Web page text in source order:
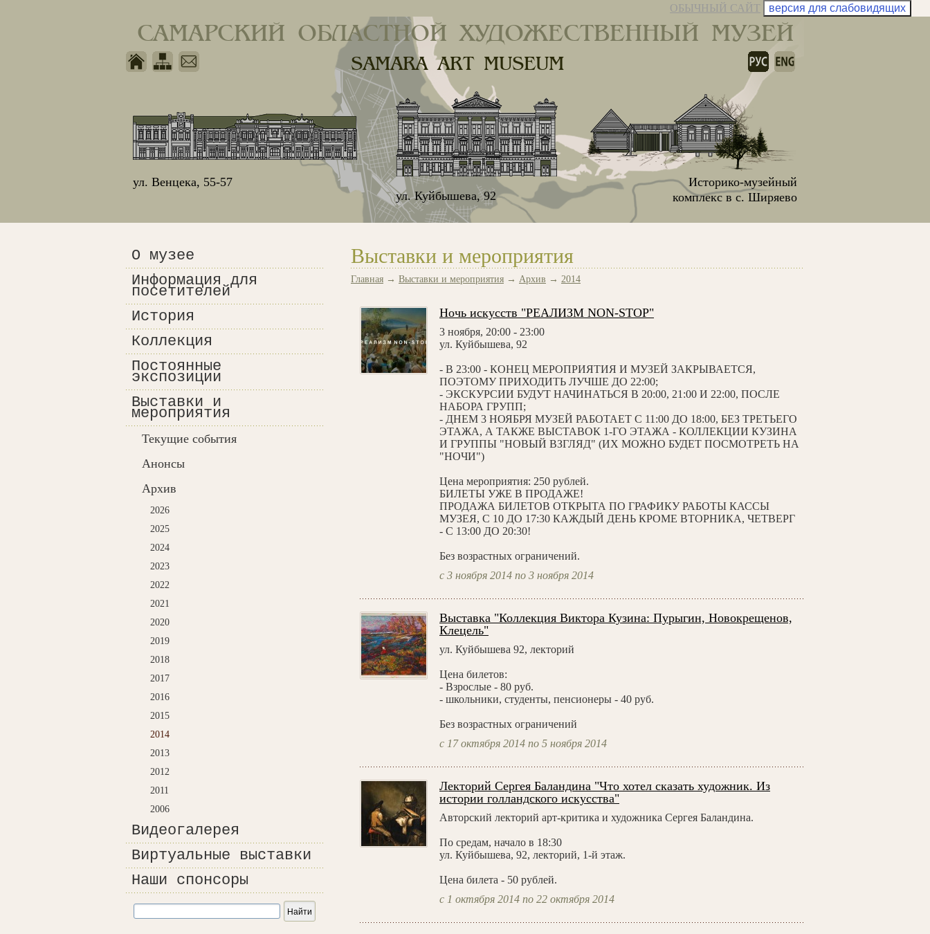
ОБЫЧНЫЙ САЙТ версия для слабовидящих
САМАРСКИЙ ОБЛАСТНОЙ ХУДОЖЕСТВЕННЫЙ МУЗЕЙ
SAMARA ART MUSEUM
ул. Куйбышева, 92
ул. Венцека, 55-57
Историко-музейный
комплекс в с. Ширяево
О музее
Информация для
посетителей
История
Коллекция
Постоянные
экспозиции
Выставки и
мероприятия
Текущие события
Анонсы
Архив
2026
2025
2024
2023
2022
2021
2020
2019
2018
2017
2016
2015
2014
2013
2012
2011
2006
Видеогалерея
Виртуальные выставки
Наши спонсоры
Выставки и мероприятия
Главная → Выставки и мероприятия → Архив → 2014
Ночь искусств "РЕАЛИЗМ NON-STOP"
3 ноября, 20:00 - 23:00
ул. Куйбышева, 92
- В 23:00 - КОНЕЦ МЕРОПРИЯТИЯ И МУЗЕЙ ЗАКРЫВАЕТСЯ,
ПОЭТОМУ ПРИХОДИТЬ ЛУЧШЕ ДО 22:00;
- ЭКСКУРСИИ БУДУТ НАЧИНАТЬСЯ В 20:00, 21:00 И 22:00, ПОСЛЕ
НАБОРА ГРУПП;
- ДНЕМ 3 НОЯБРЯ МУЗЕЙ РАБОТАЕТ С 11:00 ДО 18:00, БЕЗ ТРЕТЬЕГО
ЭТАЖА, А ТАКЖЕ ВЫСТАВОК 1-ГО ЭТАЖА - КОЛЛЕКЦИИ КУЗИНА
И ГРУППЫ "НОВЫЙ ВЗГЛЯД" (ИХ МОЖНО БУДЕТ ПОСМОТРЕТЬ НА
"НОЧИ")
Цена мероприятия: 250 рублей.
БИЛЕТЫ УЖЕ В ПРОДАЖЕ!
ПРОДАЖА БИЛЕТОВ ОТКРЫТА ПО ГРАФИКУ РАБОТЫ КАССЫ
МУЗЕЯ, С 10 ДО 17:30 КАЖДЫЙ ДЕНЬ КРОМЕ ВТОРНИКА, ЧЕТВЕРГ
- С 13:00 ДО 20:30!
Без возрастных ограничений.
с 3 ноября 2014 по 3 ноября 2014
Выставка "Коллекция Виктора Кузина: Пурыгин, Новокрещенов,
Клецель"
ул. Куйбышева 92, лекторий
Цена билетов:
- Взрослые - 80 руб.
- школьники, студенты, пенсионеры - 40 руб.
Без возрастных ограничений
с 17 октября 2014 по 5 ноября 2014
Лекторий Сергея Баландина "Что хотел сказать художник. Из
истории голландского искусства"
Авторский лекторий арт-критика и художника Сергея Баландина.
По средам, начало в 18:30
ул. Куйбышева, 92, лекторий, 1-й этаж.
Цена билета - 50 рублей.
с 1 октября 2014 по 22 октября 2014